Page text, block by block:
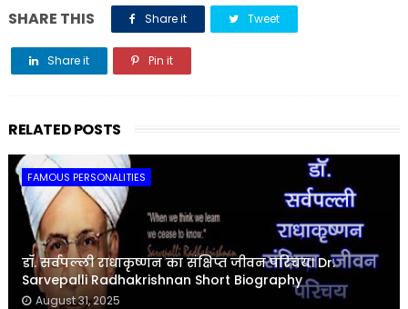
SHARE THIS Share it Tweet
Share it Pin it
RELATED POSTS
FAMOUS PERSONALITIES
डॉ. सर्वपल्ली राधाकृष्णन का संक्षिप्त जीवन परिचय। Dr.
Sarvepalli Radhakrishnan Short Biography
August 31, 2025